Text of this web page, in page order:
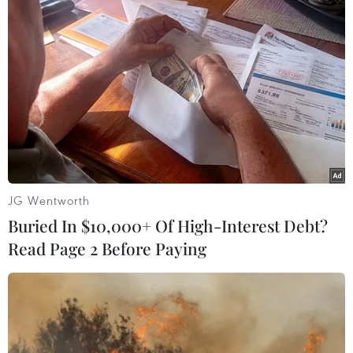
Australia đề cao hợp tác
với Việt Nam vì hòa bình,
ổn định và thịnh vượng
07/08/2026 07:09
Thủ tướng Thái Lan chỉ
đạo khẩn sau vụ xả súng tại
trường học
07/08/2026 06:37
Tổng thống Mỹ Donald
Trump nói còn quá sớm để
bàn về người kế nhiệm
07/08/2026 06:29
Thái Lan: Xả súng gây
thương vong tại trường
học ở Nonthaburi
07/08/2026 05:12
JG Wentworth
Buried In $10,000+ Of High-Interest Debt?
Read Page 2 Before Paying